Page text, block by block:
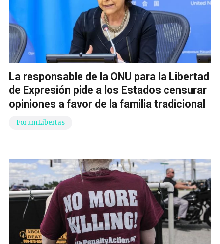
La responsable de la ONU para la Libertad
de Expresión pide a los Estados censurar
opiniones a favor de la familia tradicional
ForumLibertas